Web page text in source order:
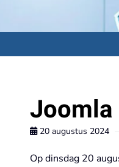
Joomla
20 augustus 2024
Op dinsdag 20